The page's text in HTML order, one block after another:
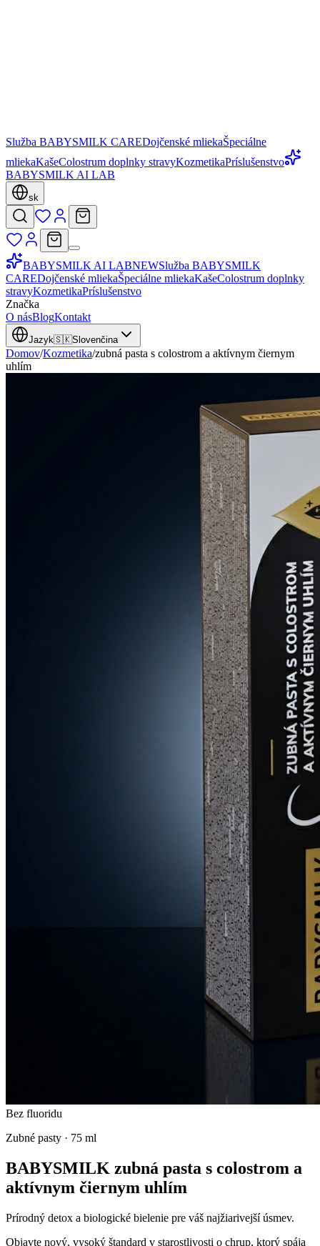
Služba BABYSMILK CAREDojčenské mliekaŠpeciálne
mliekaKašeColostrum doplnky stravyKozmetikaPríslušenstvo
BABYSMILK AI LAB
sk
BABYSMILK AI LABNEWSlužba BABYSMILK
CAREDojčenské mliekaŠpeciálne mliekaKašeColostrum doplnky
stravyKozmetikaPríslušenstvo
Značka
O násBlogKontakt
Jazyk🇸🇰Slovenčina
Domov/Kozmetika/zubná pasta s colostrom a aktívnym čiernym
uhlím
Bez fluoridu
Zubné pasty · 75 ml
BABYSMILK zubná pasta s colostrom a
aktívnym čiernym uhlím
Prírodný detox a biologické bielenie pre váš najžiarivejší úsmev.
Objavte nový, vysoký štandard v starostlivosti o chrup, ktorý spája